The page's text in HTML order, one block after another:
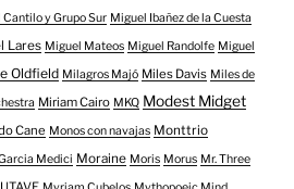
Cantilo y Grupo Sur Miguel Ibañez de la Cuesta
Lares Miguel Mateos Miguel Randolfe Miguel
Oldfield Milagros Majó Miles Davis Miles de
Miriam Cairo MKQ Modest Midget
Cane Monos con navajas Monttrio
Medici Moraine Moris Morus Mr. Three